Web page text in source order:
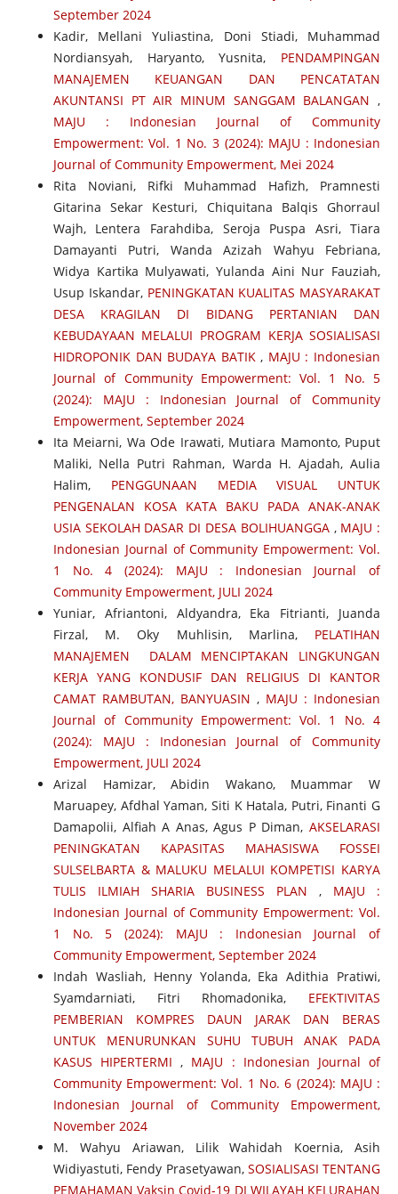
September 2024
Kadir, Mellani Yuliastina, Doni Stiadi, Muhammad
Nordiansyah, Haryanto, Yusnita, PENDAMPINGAN
MANAJEMEN KEUANGAN DAN PENCATATAN
AKUNTANSI PT AIR MINUM SANGGAM BALANGAN ,
MAJU : Indonesian Journal of Community
Empowerment: Vol. 1 No. 3 (2024): MAJU : Indonesian
Journal of Community Empowerment, Mei 2024
Rita Noviani, Rifki Muhammad Hafizh, Pramnesti
Gitarina Sekar Kesturi, Chiquitana Balqis Ghorraul
Wajh, Lentera Farahdiba, Seroja Puspa Asri, Tiara
Damayanti Putri, Wanda Azizah Wahyu Febriana,
Widya Kartika Mulyawati, Yulanda Aini Nur Fauziah,
Usup Iskandar, PENINGKATAN KUALITAS MASYARAKAT
DESA KRAGILAN DI BIDANG PERTANIAN DAN
KEBUDAYAAN MELALUI PROGRAM KERJA SOSIALISASI
HIDROPONIK DAN BUDAYA BATIK , MAJU : Indonesian
Journal of Community Empowerment: Vol. 1 No. 5
(2024): MAJU : Indonesian Journal of Community
Empowerment, September 2024
Ita Meiarni, Wa Ode Irawati, Mutiara Mamonto, Puput
Maliki, Nella Putri Rahman, Warda H. Ajadah, Aulia
Halim, PENGGUNAAN MEDIA VISUAL UNTUK
PENGENALAN KOSA KATA BAKU PADA ANAK-ANAK
USIA SEKOLAH DASAR DI DESA BOLIHUANGGA , MAJU :
Indonesian Journal of Community Empowerment: Vol.
1 No. 4 (2024): MAJU : Indonesian Journal of
Community Empowerment, JULI 2024
Yuniar, Afriantoni, Aldyandra, Eka Fitrianti, Juanda
Firzal, M. Oky Muhlisin, Marlina, PELATIHAN
MANAJEMEN DALAM MENCIPTAKAN LINGKUNGAN
KERJA YANG KONDUSIF DAN RELIGIUS DI KANTOR
CAMAT RAMBUTAN, BANYUASIN , MAJU : Indonesian
Journal of Community Empowerment: Vol. 1 No. 4
(2024): MAJU : Indonesian Journal of Community
Empowerment, JULI 2024
Arizal Hamizar, Abidin Wakano, Muammar W
Maruapey, Afdhal Yaman, Siti K Hatala, Putri, Finanti G
Damapolii, Alfiah A Anas, Agus P Diman,AKSELARASI
PENINGKATAN KAPASITAS MAHASISWA FOSSEI
SULSELBARTA & MALUKU MELALUI KOMPETISI KARYA
TULIS ILMIAH SHARIA BUSINESS PLAN , MAJU :
Indonesian Journal of Community Empowerment: Vol.
1 No. 5 (2024): MAJU : Indonesian Journal of
Community Empowerment, September 2024
Indah Wasliah, Henny Yolanda, Eka Adithia Pratiwi,
Syamdarniati, Fitri Rhomadonika, EFEKTIVITAS
PEMBERIAN KOMPRES DAUN JARAK DAN BERAS
UNTUK MENURUNKAN SUHU TUBUH ANAK PADA
KASUS HIPERTERMI , MAJU : Indonesian Journal of
Community Empowerment: Vol. 1 No. 6 (2024): MAJU :
Indonesian Journal of Community Empowerment,
November 2024
M. Wahyu Ariawan, Lilik Wahidah Koernia, Asih
Widiyastuti, Fendy Prasetyawan, SOSIALISASI TENTANG
PEMAHAMAN Vaksin Covid-19 DI WILAYAH KELURAHAN